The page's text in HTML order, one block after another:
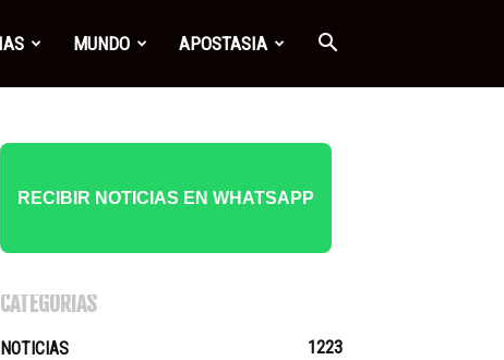
MUNDO APOSTASIA
RECIBIR NOTICIAS EN WHATSAPP
CATEGORÍAS
NOTICIAS
1223